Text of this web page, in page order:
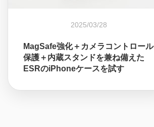
2025/03/28
MagSafe強化＋カメラコントロール
保護＋内蔵スタンドを兼ね備えた
ESRのiPhoneケースを試す